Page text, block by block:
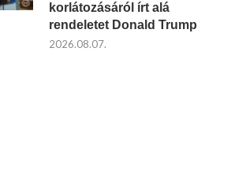
korlátozásáról írt alá
rendeletet Donald Trump
2026.08.07.